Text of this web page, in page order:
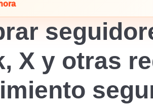
X y otras